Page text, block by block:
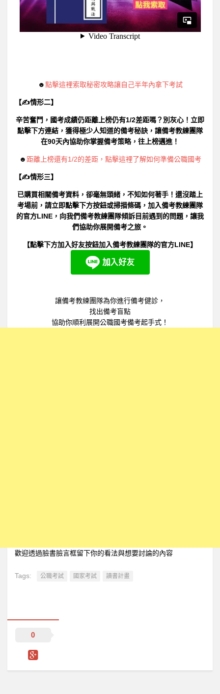
☻點擊這裡索取秘密攻略讓自己半年內拿下考試
【✍情形二】
辛苦奮鬥，國考成績仍距離上榜仍有1/2差距嗎？別灰心！立即
點擊下方連結，獲得極少人知道的備考秘訣，讓備考教練團隊
在90天內協助你掌握備考策略，往上榜邁進！
☻ 距離上榜還有1/2的差距，點擊這裡了解如何準備公職國考
【✍情形三】
已購買相關備考資料，卻毫無頭緒，不知如何著手！還沒踏上
考場前，請立即點擊下方按鈕或掃描條碼，加入備考教練團隊
的官方LINE，向我們備考教練團隊傾訴目前遇到的問題，讓我
們協助你展開備考之旅。
【點擊下方加入好友按鈕加入備考教練團隊的官方LINE】
讓備考教練團隊為你進行備考健診，
找出備考盲點
協助你順利展開公職國考備考起手式！
歡迎透過臉書臉言框留下你的看法與想要討論的內容
Tags: 公職考試 國家考試 讀書計畫
0